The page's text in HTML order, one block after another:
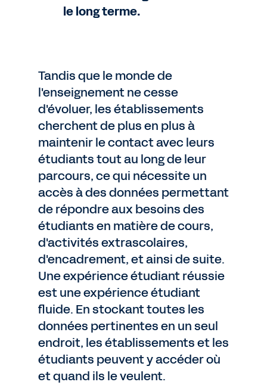
le long terme.
Tandis que le monde de
l'enseignement ne cesse
d'évoluer, les établissements
cherchent de plus en plus à
maintenir le contact avec leurs
étudiants tout au long de leur
parcours, ce qui nécessite un
accès à des données permettant
de répondre aux besoins des
étudiants en matière de cours,
d'activités extrascolaires,
d'encadrement, et ainsi de suite.
Une expérience étudiant réussie
est une expérience étudiant
fluide. En stockant toutes les
données pertinentes en un seul
endroit, les établissements et les
étudiants peuvent y accéder où
et quand ils le veulent.